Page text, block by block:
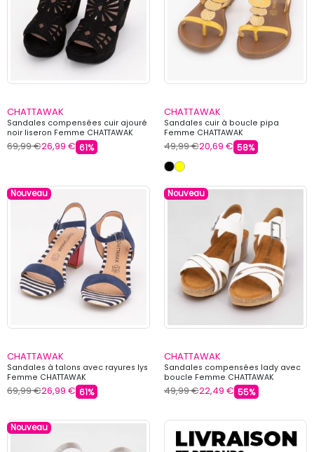
CHATTAWAK
Sandales compensées cuir ajouré
noir liseron Femme CHATTAWAK
69,99 €26,99 € 61%
CHATTAWAK
Sandales cuir à boucle pipa
Femme CHATTAWAK
49,99 €20,69 € 58%
Nouveau
CHATTAWAK
Sandales à talons avec rayures lys
Femme CHATTAWAK
69,99 €26,99 € 61%
Nouveau
CHATTAWAK
Sandales compensées lady avec
boucle Femme CHATTAWAK
49,99 €22,49 € 55%
Nouveau